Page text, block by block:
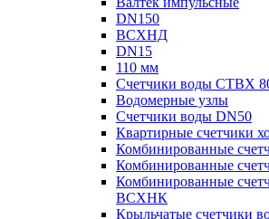
DN150
ВСХНД
DN15
110 мм
Счетчики воды СТВХ
Водомерные узлы
Счетчики воды DN50
Квартирные счетчики
Комбинированные
Комбинированные
Комбинированные
ВСХНК
Крыльчатые счетчики